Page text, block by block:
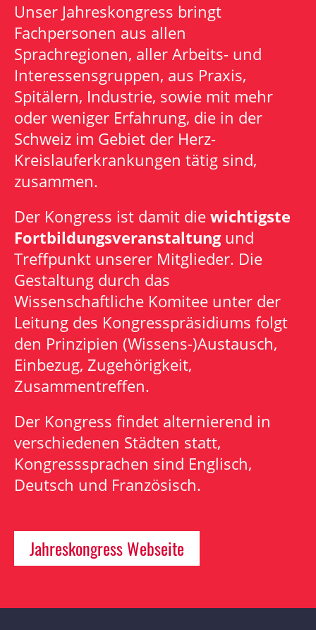
Unser Jahreskongress bringt
Fachpersonen aus allen
Sprachregionen, aller Arbeits- und
Interessensgruppen, aus Praxis,
Spitälern, Industrie, sowie mit mehr
oder weniger Erfahrung, die in der
Schweiz im Gebiet der Herz-
Kreislauferkrankungen tätig sind,
zusammen.
Der Kongress ist damit die wichtigste
Fortbildungsveranstaltungund
Treffpunkt unserer Mitglieder. Die
Gestaltung durch das
Wissenschaftliche Komitee unter der
Leitung des Kongresspräsidiums folgt
den Prinzipien (Wissens-)Austausch,
Einbezug, Zugehörigkeit,
Zusammentreffen.
Der Kongress findet alternierend in
verschiedenen Städten statt,
Kongresssprachen sind Englisch,
Deutsch und Französisch.
Jahreskongress Webseite